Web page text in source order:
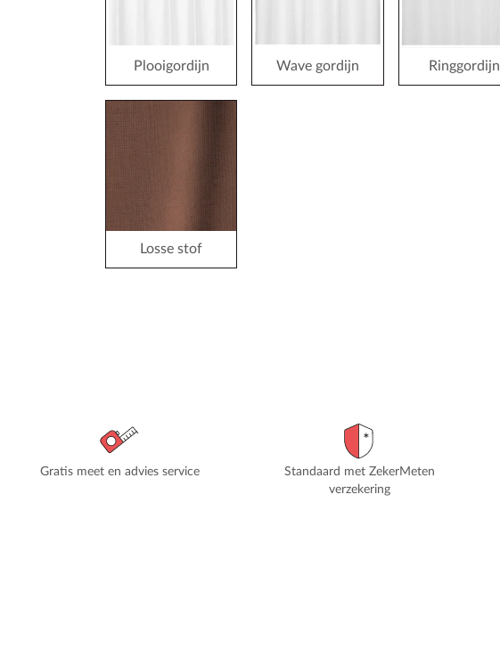
Plooigordijn Wave gordijn Ringgordijn
Losse stof
Gratis meet en advies service
Standaard met ZekerMeten
verzekering